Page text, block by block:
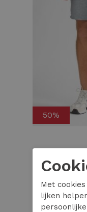
50%
27,99 55,99
Met
lijken